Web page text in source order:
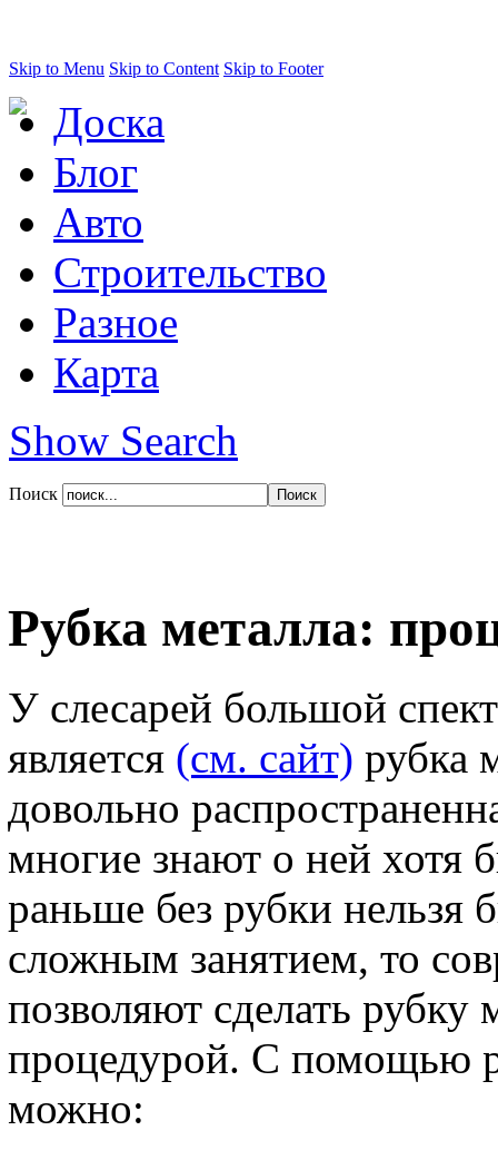
Skip to Menu Skip to Content Skip to Footer
Доска
Блог
Авто
Строительство
Разное
Карта
Show Search
Поиск
Рубка металла:
У слесарей большой
является (см. сайт) рубка
довольно
многие знают о ней хотя
раньше без рубки нельзя
сложным занятием, то
позволяют сделать рубку
процедурой. С помощью
можно: